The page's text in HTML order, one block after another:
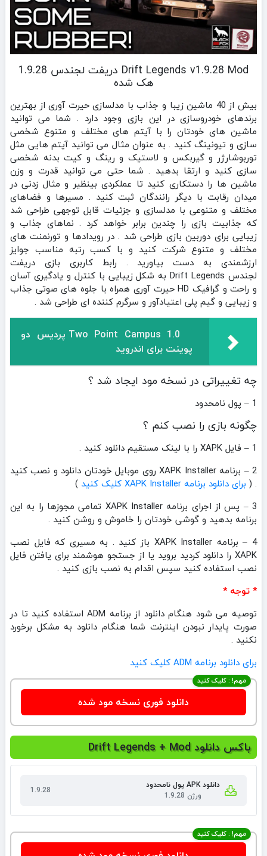
Drift Legends v1.9.28 Mod دریفت لجندس 1.9.28
هک شده
بیش از 40 ماشین زیبا و جذاب با مدلسازی حیرت آوری از بهترین
برندهای خودروسازی در این بازی وجود دارد . شما می توانید
ماشین های خودتان را با آیتم های مختلف و متنوع شخصی
سازی و تیونینگ کنید . به عنوان مثال می توانید آیتم هایی مثل
توربوشارژر و گیربکس و لاستیک و رینگ و کیت بدنه شخصی
سازی کنید و ارتقا بدهید . شما حتی می توانید قدرت و وزن
ماشین ها را دستکاری کنید تا عملکردی بینظیر و مثال زدنی در
میدان رقابت با دیگر رانندگان ثبت کنید . مسیرها و فضاهای
مختلف و متنوعی با مدلسازی و جزئیات قابل توجهی طراحی شد
که جذابیت بازی را چندین برابر خواهد کرد . نماهای جذاب و
زیبایی برای دوربین بازی طراحی شد . در رویدادها و تورنمنت های
مختلف و متنوع شرکت کنید و با کسب رتبه مناسب جوایز
ارزشمندی به دست بیاورید . رابط کاربری بازی دریفت
لجندس Drift Legends به شکل زیبایی با کنترل و یادگیری آسان
و راحت و گرافیک HD حیرت آوری همراه با جلوه های صوتی جذاب
و زیبایی و گیم پلی اعتیادآور و سرگرم کننده ای طراحی شد .
Two Point Campus 1.0 پردیس دو
پوینت برای اندروید
چه تغییراتی در نسخه مود ایجاد شد ؟
1 – پول نامحدود
چگونه بازی را نصب کنم ؟
1 – فایل XAPK را با لینک مستقیم دانلود کنید .
2 – برنامه XAPK Installer روی موبایل خودتان دانلود و نصب کنید
. ( برای دانلود برنامه XAPK Installer کلیک کنید
)
3 – پس از اجرای برنامه XAPK Installer تمامی مجوزها را به این
برنامه بدهید و گوشی خودتان را خاموش و روشن کنید .
4 – برنامه XAPK Installer باز کنید . به مسیری که فایل نصب
XAPK را دانلود کردید بروید یا از جستجو هوشمند برای یافتن فایل
نصب استفاده کنید سپس اقدام به نصب بازی کنید .
* توجه *
توصیه می شود هنگام دانلود از برنامه ADM استفاده کنید تا در
صورت پایدار نبودن اینترنت شما هنگام دانلود به مشکل برخورد
نکنید .
برای دانلود برنامه ADM کلیک کنید
مهم! : کلیک کنید
دانلود فوری نسخه مود شده
باکس دانلود Drift Legends + Mod
دانلود APK پول نامحدود
ورژن 1.9.28
1.9.28
مهم! : کلیک کنید